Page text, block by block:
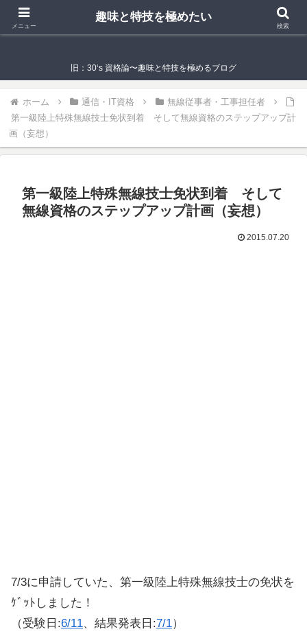
趣味と特技を極めたい
旧：30‘s 資格論〜趣味と特技を極めるブログ
ホーム 通信・IT資格
無線従事者・工事担任者
第一級陸上特殊無線技士免状到着 そして無線資格のステップアップ計
画（妄想）
第一級陸上特殊無線技士免状到着 そして
無線資格のステップアップ計画（妄想）
2015.07.20
7/3に申請していた、第一級陸上特殊無線技士の免状を
ｹﾞｯﾄしました！
（受験日:6/11、結果発表日:7/1）
メニュー
趣味と特技を極めたい
検索